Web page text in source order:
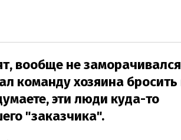
вообще не
команду хозяина бросить
эти люди куда-то
"заказчика".